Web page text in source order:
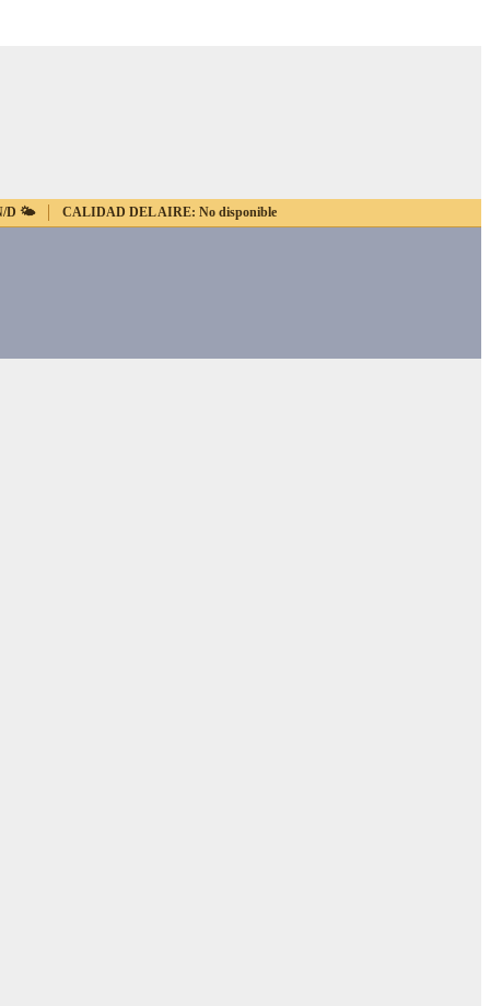
D 🌤️ CALIDAD DEL AIRE: No disponible